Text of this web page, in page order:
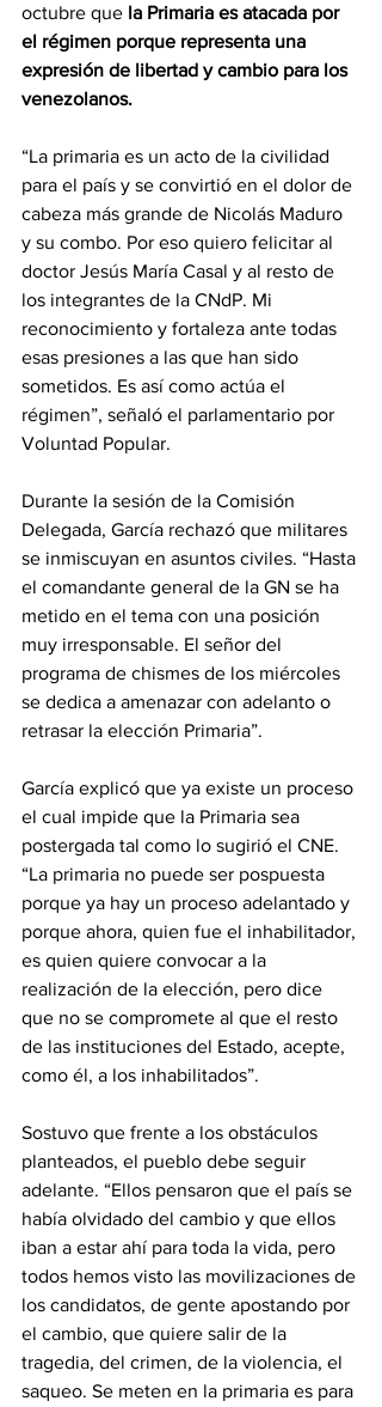
octubre que la Primaria es atacada por
el régimen porque representa una
expresión de libertad y cambio para los
venezolanos.
“La primaria es un acto de la civilidad
para el país y se convirtió en el dolor de
cabeza más grande de Nicolás Maduro
y su combo. Por eso quiero felicitar al
doctor Jesús María Casal y al resto de
los integrantes de la CNdP. Mi
reconocimiento y fortaleza ante todas
esas presiones a las que han sido
sometidos. Es así como actúa el
régimen”, señaló el parlamentario por
Voluntad Popular.
Durante la sesión de la Comisión
Delegada, García rechazó que militares
se inmiscuyan en asuntos civiles. “Hasta
el comandante general de la GN se ha
metido en el tema con una posición
muy irresponsable. El señor del
programa de chismes de los miércoles
se dedica a amenazar con adelanto o
retrasar la elección Primaria”.
García explicó que ya existe un proceso
el cual impide que la Primaria sea
postergada tal como lo sugirió el CNE.
“La primaria no puede ser pospuesta
porque ya hay un proceso adelantado y
porque ahora, quien fue el inhabilitador,
es quien quiere convocar a la
realización de la elección, pero dice
que no se compromete al que el resto
de las instituciones del Estado, acepte,
como él, a los inhabilitados”.
Sostuvo que frente a los obstáculos
planteados, el pueblo debe seguir
adelante. “Ellos pensaron que el país se
había olvidado del cambio y que ellos
iban a estar ahí para toda la vida, pero
todos hemos visto las movilizaciones de
los candidatos, de gente apostando por
el cambio, que quiere salir de la
tragedia, del crimen, de la violencia, el
saqueo. Se meten en la primaria es para